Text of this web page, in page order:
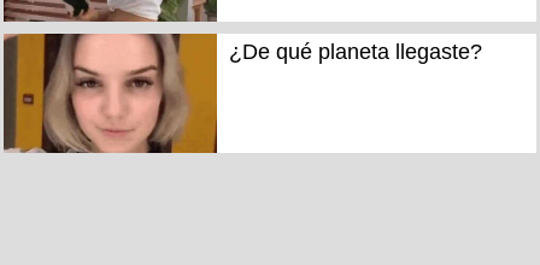
¿De qué planeta llegaste?